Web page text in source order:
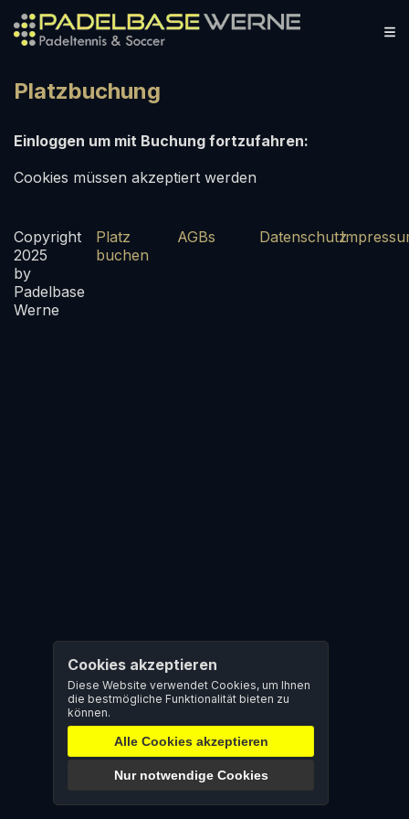
Platzbuchung
Einloggen um mit Buchung fortzufahren:
Cookies müssen akzeptiert werden
Copyright
2025
by
Padelbase
Werne
Platz
buchen
AGBs Datenschutz
Cookies akzeptieren
Diese Website verwendet Cookies, um Ihnen
die bestmögliche Funktionalität bieten zu
können.
Alle Cookies akzeptieren
Nur notwendige Cookies